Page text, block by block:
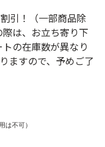
引！（一部商品除
は、お立ち寄り下
の在庫数が異なり
ますので、予めご了
は不可）